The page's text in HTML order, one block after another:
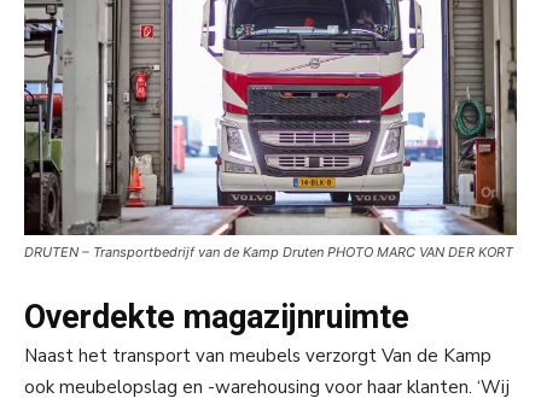
DRUTEN – Transportbedrijf van de Kamp Druten PHOTO MARC VAN DER KORT
Overdekte magazijnruimte
Naast het transport van meubels verzorgt Van de Kamp
ook meubelopslag en -warehousing voor haar klanten. ‘Wij